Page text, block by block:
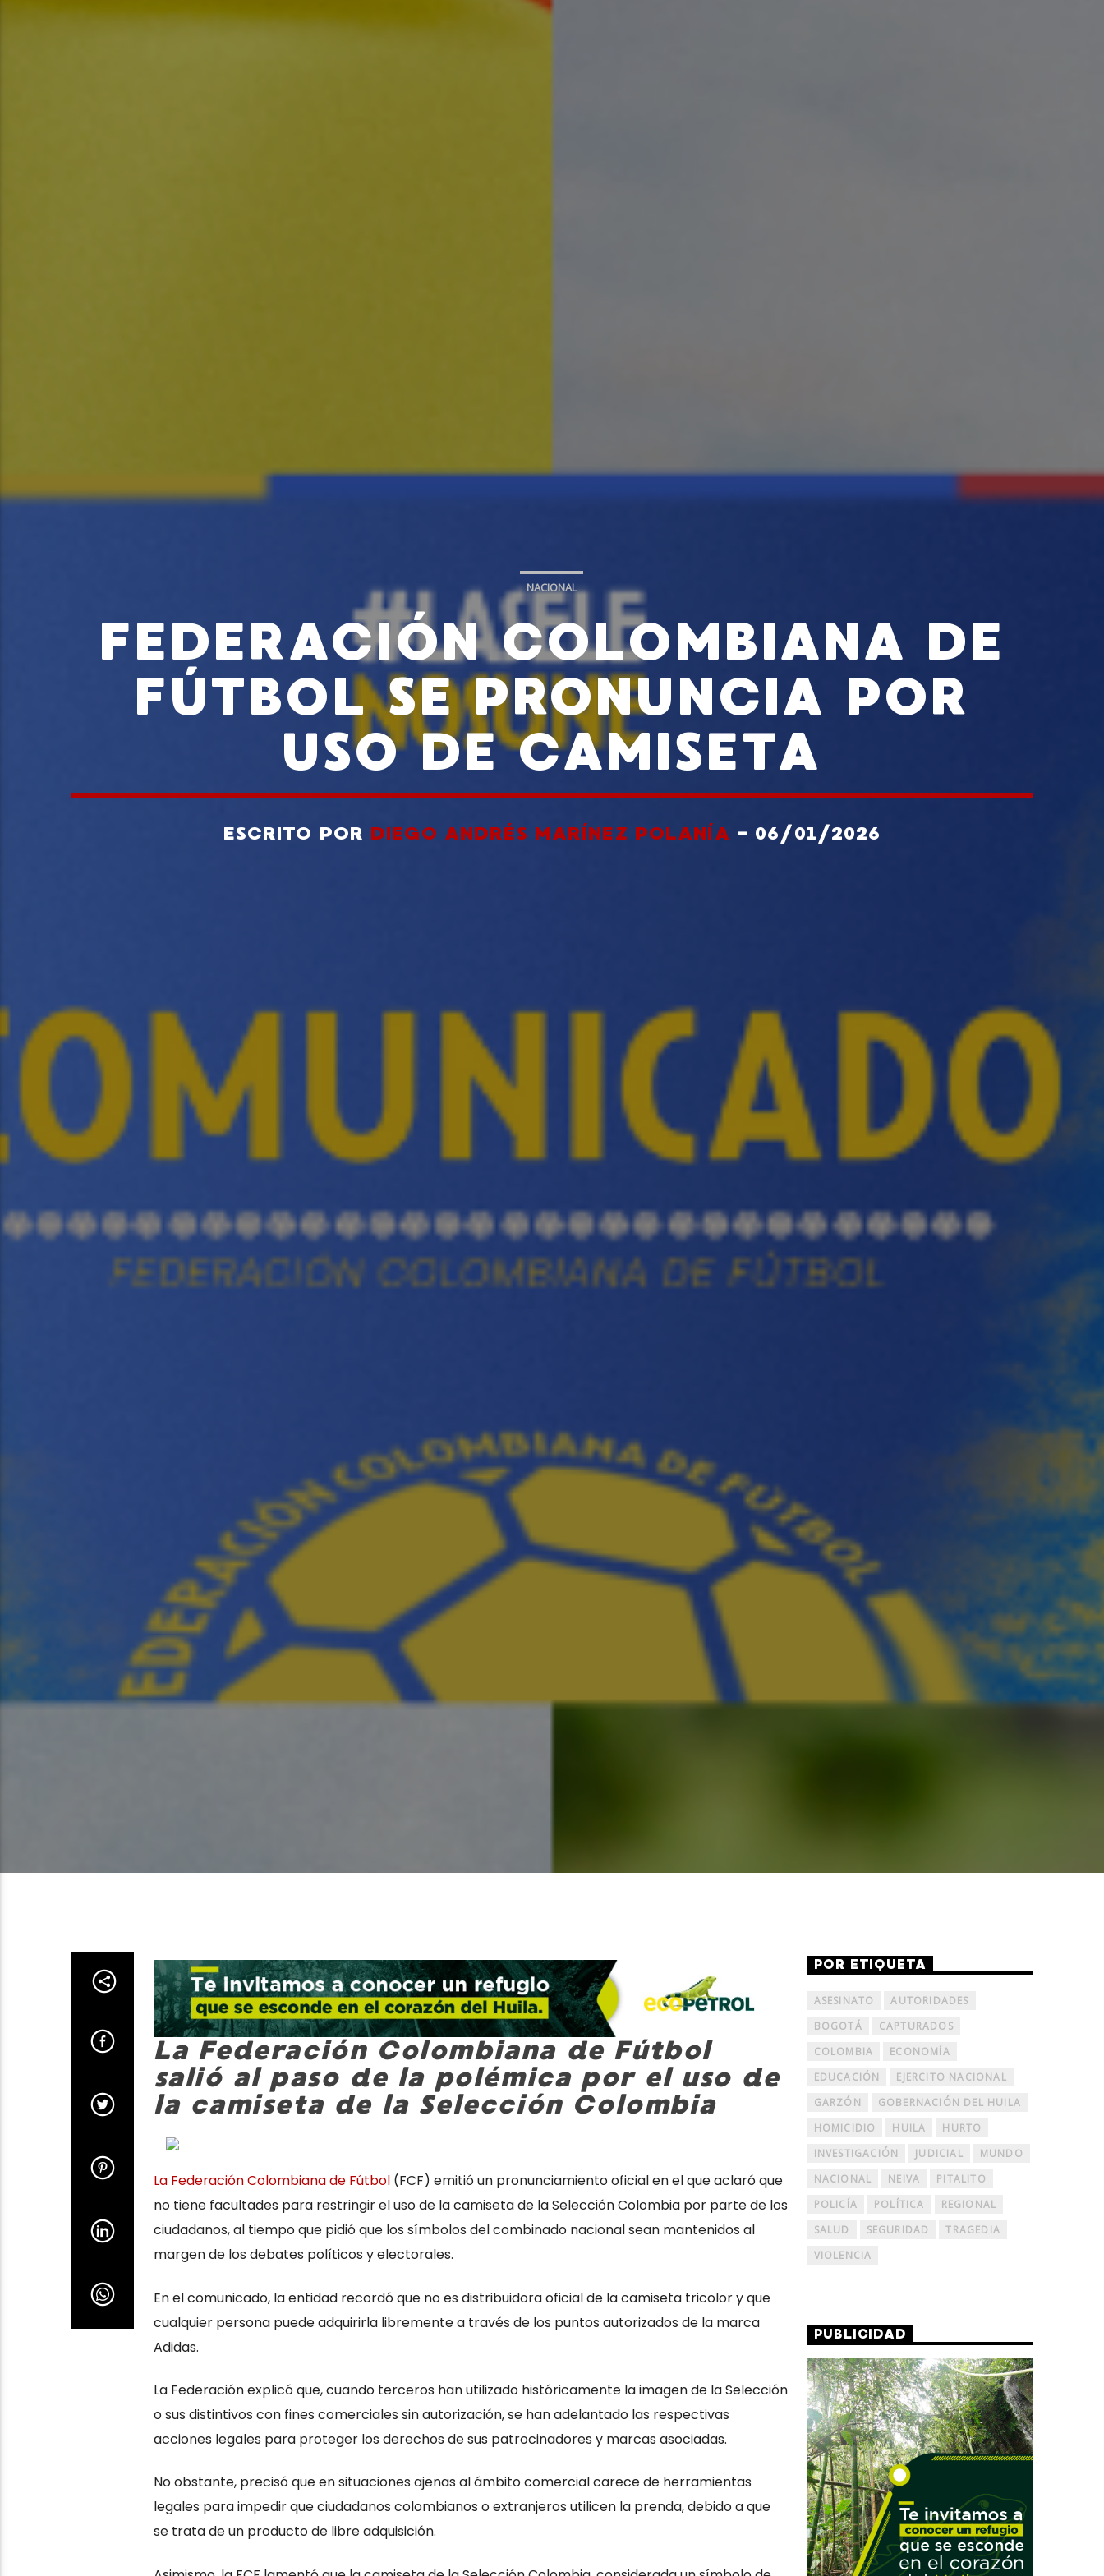
NACIONAL
FEDERACIÓN COLOMBIANA DE
FÚTBOL SE PRONUNCIA POR
USO DE CAMISETA
ESCRITO POR DIEGO ANDRÉS MARÍNEZ POLANÍA - 06/01/2026
La Federación Colombiana de Fútbol
salió al paso de la polémica por el uso de
la camiseta de la Selección Colombia
La Federación Colombiana de Fútbol(FCF) emitió un pronunciamiento oficial en el que aclaró que
no tiene facultades para restringir el uso de la camiseta de la Selección Colombia por parte de los
ciudadanos, al tiempo que pidió que los símbolos del combinado nacional sean mantenidos al
margen de los debates políticos y electorales.
En el comunicado, la entidad recordó que no es distribuidora oficial de la camiseta tricolor y que
cualquier persona puede adquirirla libremente a través de los puntos autorizados de la marca
Adidas.
La Federación explicó que, cuando terceros han utilizado históricamente la imagen de la Selección
o sus distintivos con fines comerciales sin autorización, se han adelantado las respectivas
acciones legales para proteger los derechos de sus patrocinadores y marcas asociadas.
No obstante, precisó que en situaciones ajenas al ámbito comercial carece de herramientas
legales para impedir que ciudadanos colombianos o extranjeros utilicen la prenda, debido a que
se trata de un producto de libre adquisición.
POR ETIQUETA
ASESINATO
AUTORIDADES
BOGOTÁ
CAPTURADOS
COLOMBIA
ECONOMÍA
EDUCACIÓN
EJERCITO NACIONAL
GARZÓN
GOBERNACIÓN DEL HUILA
HOMICIDIO
HUILA
HURTO
INVESTIGACIÓN
JUDICIAL
MUNDO
NACIONAL
NEIVA
PITALITO
POLICÍA
POLÍTICA
REGIONAL
SALUD
SEGURIDAD
TRAGEDIA
VIOLENCIA
PUBLICIDAD